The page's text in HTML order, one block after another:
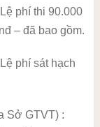
phí thi 90.000
– đã bao gồm.
phí sát hạch
Sở GTVT) :